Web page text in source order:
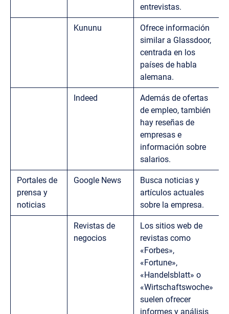
entrevistas.
Kununu
Ofrece información
similar a Glassdoor,
centrada en los
países de habla
alemana.
Indeed
Además de ofertas
de empleo, también
hay reseñas de
empresas e
información sobre
salarios.
Portales de
prensa y
noticias
Google News
Busca noticias y
artículos actuales
sobre la empresa.
Revistas de
negocios
Los sitios web de
revistas como
«Forbes»,
«Fortune»,
«Handelsblatt» o
«Wirtschaftswoche»
suelen ofrecer
informes y análisis